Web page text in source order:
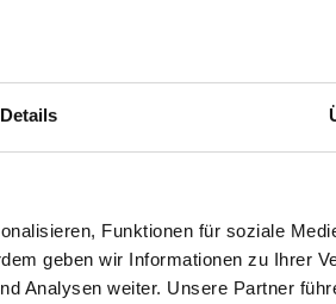
Details
Funktionen für soziale
geben wir Informationen zu Ihrer
Analysen weiter. Unsere Partner